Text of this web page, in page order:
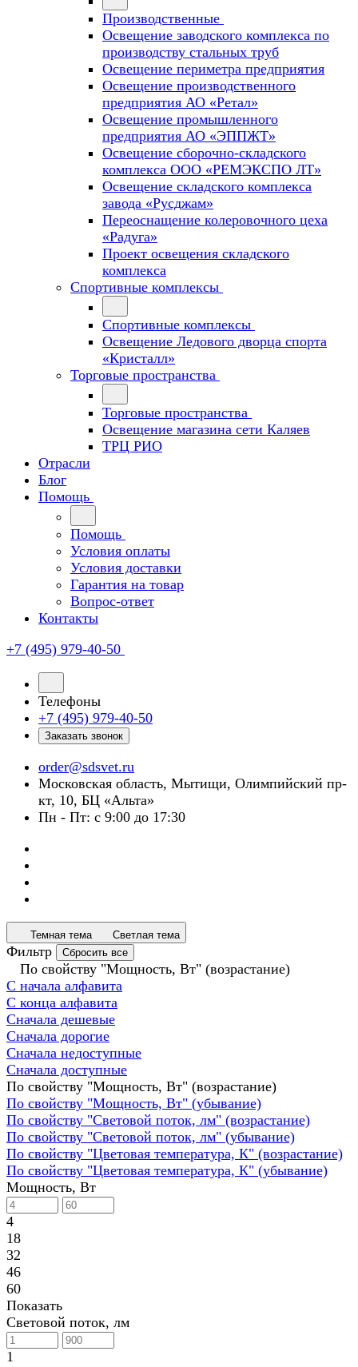
Производственные
Освещение заводского комплекса по
производству стальных труб
Освещение периметра предприятия
Освещение производственного
предприятия АО «Ретал»
Освещение промышленного
предприятия АО «ЭППЖТ»
Освещение сборочно-складского
комплекса ООО «РЕМЭКСПО ЛТ»
Освещение складского комплекса
завода «Русджам»
Переоснащение колеровочного цеха
«Радуга»
Проект освещения складского
комплекса
Спортивные комплексы
Спортивные комплексы
Освещение Ледового дворца спорта
«Кристалл»
Торговые пространства
Торговые пространства
Освещение магазина сети Каляев
ТРЦ РИО
Отрасли
Блог
Помощь
Помощь
Условия оплаты
Условия доставки
Гарантия на товар
Вопрос-ответ
Контакты
+7 (495) 979-40-50
Телефоны
+7 (495) 979-40-50
Заказать звонок
order@sdsvet.ru
Московская область, Мытищи, Олимпийский пр-
кт, 10, БЦ «Альта»
Пн - Пт: с 9:00 до 17:30
Темная тема Светлая тема
Фильтр Сбросить все
По свойству "Мощность, Вт" (возрастание)
С начала алфавита
С конца алфавита
Сначала дешевые
Сначала дорогие
Сначала недоступные
Сначала доступные
По свойству "Мощность, Вт" (возрастание)
По свойству "Мощность, Вт" (убывание)
По свойству "Световой поток, лм" (возрастание)
По свойству "Световой поток, лм" (убывание)
По свойству "Цветовая температура, К" (возрастание)
По свойству "Цветовая температура, К" (убывание)
Мощность, Вт
4
18
32
46
60
Показать
Световой поток, лм
1